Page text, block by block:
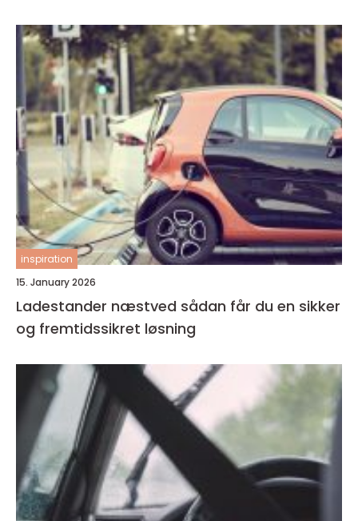
inspiration
15. January 2026
Ladestander næstved sådan får du en sikker
og fremtidssikret løsning